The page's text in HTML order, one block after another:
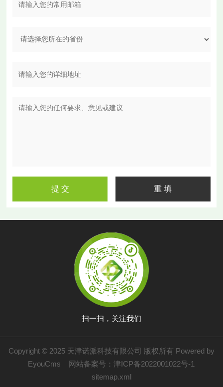
扫一扫，关注我们
Copyright © 2025 天津诺派科技有限公司 版权所有 Powered by
EyouCms 网站备案号：津ICP备2022001022号-1
sitemap.xml